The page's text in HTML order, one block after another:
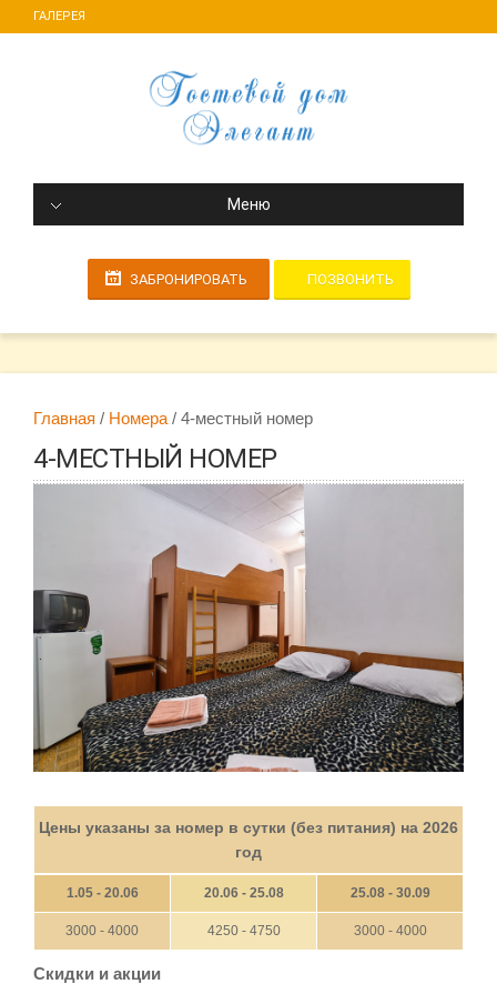
ГАЛЕРЕЯ
Меню
ЗАБРОНИРОВАТЬ ПОЗВОНИТЬ
Главная Номера 4-местный номер
4-МЕСТНЫЙ НОМЕР
Цены указаны за номер в сутки (без питания) на 2026
год
1.05 - 20.06 20.06 - 25.08 25.08 - 30.09
3000 - 4000 4250 - 4750 3000 - 4000
Скидки и акции